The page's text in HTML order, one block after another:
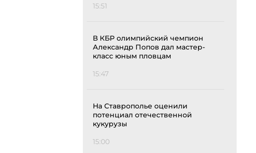
15:51
В КБР олимпийский чемпион
Александр Попов дал мастер-
класс юным пловцам
15:47
На Ставрополье оценили
потенциал отечественной
кукурузы
15:00